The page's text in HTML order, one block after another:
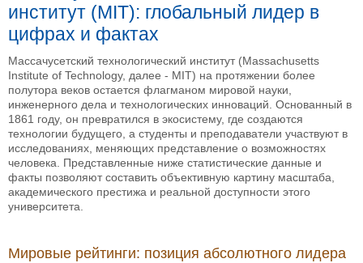
институт (MIT): глобальный лидер в
цифрах и фактах
Массачусетский технологический институт (Massachusetts
Institute of Technology, далее - MIT) на протяжении более
полутора веков остается флагманом мировой науки,
инженерного дела и технологических инноваций. Основанный в
1861 году, он превратился в экосистему, где создаются
технологии будущего, а студенты и преподаватели участвуют в
исследованиях, меняющих представление о возможностях
человека. Представленные ниже статистические данные и
факты позволяют составить объективную картину масштаба,
академического престижа и реальной доступности этого
университета.
Мировые рейтинги: позиция абсолютного лидера